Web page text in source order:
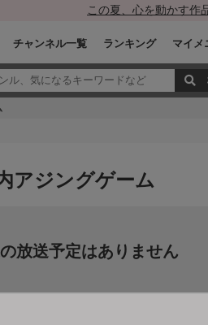
この夏、心を動かす作
チャンネル一覧 ランキング マイメ
アジングゲーム
放送予定はありません